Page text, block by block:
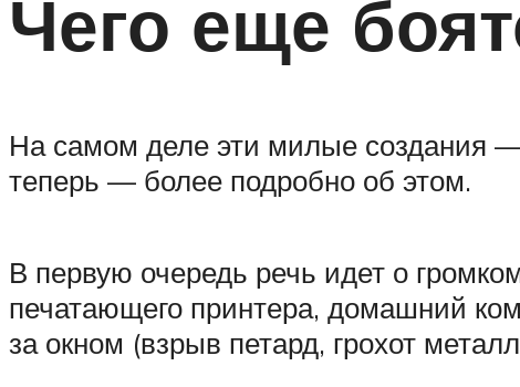
Чего еще
На самом деле эти милые создания
теперь — более подробно об этом.
В первую очередь речь идет о
печатающего принтера, домашний
за окном (взрыв петард, грохот